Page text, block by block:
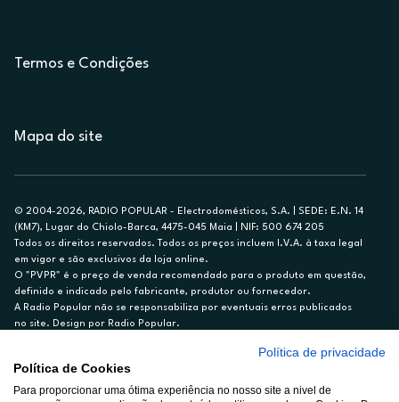
Termos e Condições
Mapa do site
© 2004-2026, RADIO POPULAR - Electrodomésticos, S.A. | SEDE: E.N. 14
(KM7), Lugar do Chiolo-Barca, 4475-045 Maia | NIF: 500 674 205
Todos os direitos reservados. Todos os preços incluem I.V.A. à taxa legal
em vigor e são exclusivos da loja online.
O "PVPR" é o preço de venda recomendado para o produto em questão,
definido e indicado pelo fabricante, produtor ou fornecedor.
A Radio Popular não se responsabiliza por eventuais erros publicados
no site. Design por Radio Popular.
Ex. para limite de crédito de €1.500, reembolsado em 12 meses, TAN
14,79%.
Política de privacidade
Política de Cookies
Para proporcionar uma ótima experiência no nosso site a nivel de